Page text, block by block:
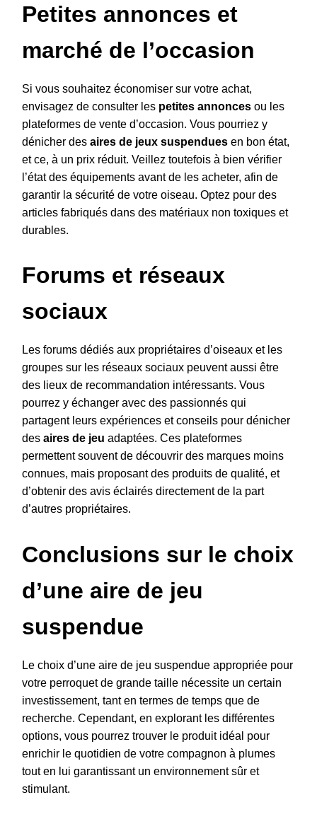
Petites annonces et
marché de l’occasion
Si vous souhaitez économiser sur votre achat,
envisagez de consulter les petites annonces ou les
plateformes de vente d’occasion. Vous pourriez y
dénicher des aires de jeux suspendues en bon état,
et ce, à un prix réduit. Veillez toutefois à bien vérifier
l’état des équipements avant de les acheter, afin de
garantir la sécurité de votre oiseau. Optez pour des
articles fabriqués dans des matériaux non toxiques et
durables.
Forums et réseaux
sociaux
Les forums dédiés aux propriétaires d’oiseaux et les
groupes sur les réseaux sociaux peuvent aussi être
des lieux de recommandation intéressants. Vous
pourrez y échanger avec des passionnés qui
partagent leurs expériences et conseils pour dénicher
des aires de jeu adaptées. Ces plateformes
permettent souvent de découvrir des marques moins
connues, mais proposant des produits de qualité, et
d’obtenir des avis éclairés directement de la part
d’autres propriétaires.
Conclusions sur le choix
d’une aire de jeu
suspendue
Le choix d’une aire de jeu suspendue appropriée pour
votre perroquet de grande taille nécessite un certain
investissement, tant en termes de temps que de
recherche. Cependant, en explorant les différentes
options, vous pourrez trouver le produit idéal pour
enrichir le quotidien de votre compagnon à plumes
tout en lui garantissant un environnement sûr et
stimulant.